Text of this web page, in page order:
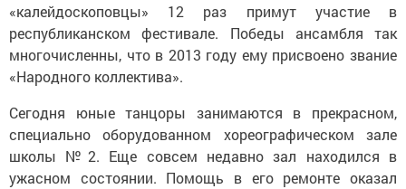
«калейдоскоповцы» 12 раз примут участие в
республиканском фестивале. Победы ансамбля так
многочисленны, что в 2013 году ему присвоено звание
«Народного коллектива».
Сегодня юные танцоры занимаются в прекрасном,
специально оборудованном хореографическом зале
школы №2. Еще совсем недавно зал находился в
ужасном состоянии. Помощь в его ремонте оказал